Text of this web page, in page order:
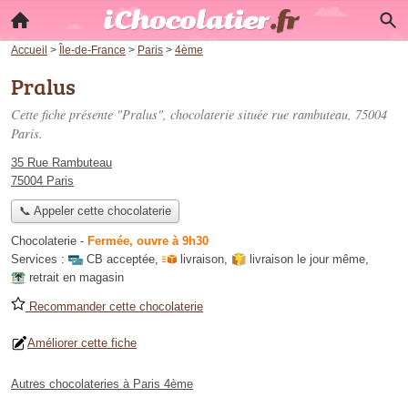
Accueil > Île-de-France > Paris > 4ème
Pralus
Cette fiche présente "Pralus", chocolaterie située rue rambuteau, 75004
Paris.
35 Rue Rambuteau
75004 Paris
📞 Appeler cette chocolaterie
Chocolaterie - Fermée, ouvre à 9h30
Services :
CB acceptée, livraison, livraison le jour même,
retrait en magasin
Recommander cette chocolaterie
Améliorer cette fiche
Autres chocolateries à Paris 4ème